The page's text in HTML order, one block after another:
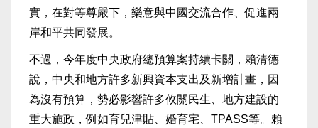
實，在對等尊嚴下，樂意與中國交流合作、促進兩
岸和平共同發展。
不過，今年度中央政府總預算案持續卡關，賴清德
說，中央和地方許多新興資本支出及新增計畫，因
為沒有預算，勢必影響許多攸關民生、地方建設的
重大施政，例如育兒津貼、婚育宅、TPASS等。賴